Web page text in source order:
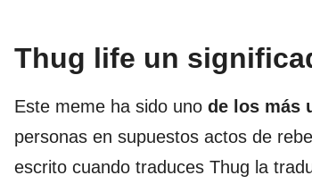
Thug life un
Este meme ha sido uno de los más
personas en supuestos actos de
escrito cuando traduces Thug la